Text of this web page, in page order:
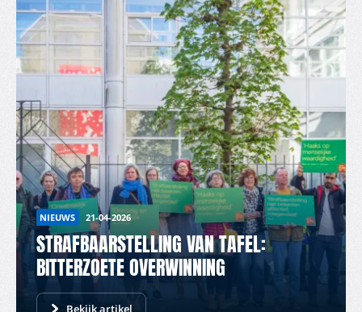
NIEUWS 21-04-2026
STRAFBAARSTELLING VAN TAFEL:
BITTERZOETE OVERWINNING
Bekijk artikel